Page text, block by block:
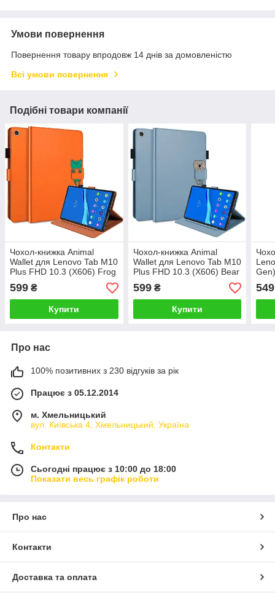
Умови повернення
Повернення товару впродовж 14 днів за домовленістю
Всі умови повернення
Подібні товари компанії
Чохол-книжка Animal
Wallet для Lenovo Tab M10
Plus FHD 10.3 (X606) Frog
599 ₴
Купити
Чохол-книжка Animal
Wallet для Lenovo Tab M10
Plus FHD 10.3 (X606) Bear
599₴
Купити
549
Про нас
100% позитивних з 230 відгуків за рік
Працює з 05.12.2014
м. Хмельницький
вул. Київська 4, Хмельницький, Україна
Контакти
Сьогодні працює з 10:00 до 18:00
Показати весь графік роботи
Про нас
Контакти
Доставка та оплата